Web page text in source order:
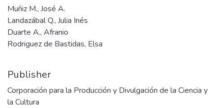
Muñiz M., José A.
Landazábal Q., Julia Inés
Duarte A., Afranio
Rodriguez de Bastidas, Elsa
Publisher
Corporación para la Producción y Divulgación de la Ciencia y
la Cultura